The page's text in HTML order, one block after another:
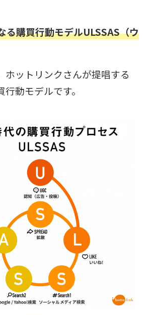
る購買行動モデルULSSAS（ウ
ホットリンクさんが提唱する
動モデルです。